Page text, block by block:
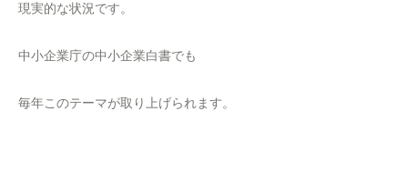
現実的な状況です。
中小企業庁の中小企業白書でも
毎年このテーマが取り上げられます。